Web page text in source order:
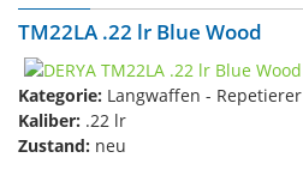
TM22LA .22 lr Blue Wood
Kategorie: Langwaffen - Repetierer
Kaliber: .22 lr
Zustand: neu